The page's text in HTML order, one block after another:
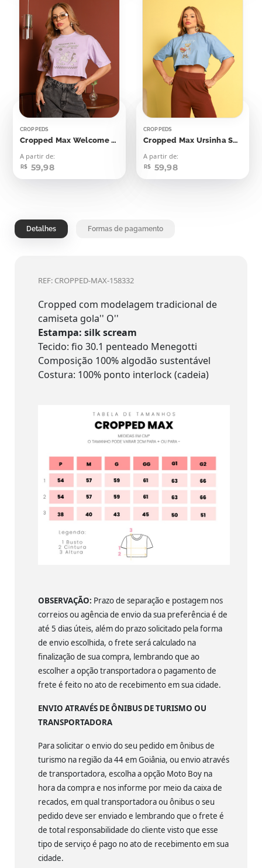
CROPPEDS
Cropped Max Welcome To A Batter Place
A partir de:
R$ 59,98
CROPPEDS
Cropped Max Ursinha Sweet Summer Time
A partir de:
R$ 59,98
Detalhes Formas de pagamento
REF: CROPPED-MAX-158332
Cropped com modelagem tradicional de
camiseta gola'' O''
Estampa: silk scream
Tecido: fio 30.1 penteado Menegotti
Composição 100% algodão sustentável
Costura: 100% ponto interlock (cadeia)
OBSERVAÇÃO: Prazo de separação e postagem nos
correios ou agência de envio da sua preferência é de
até 5 dias úteis, além do prazo solicitado pela forma
de envio escolhida, o frete será calculado na
finalização de sua compra, lembrando que ao
escolher a opção transportadora o pagamento de
frete é feito no ato de recebimento em sua cidade.
ENVIO ATRAVÉS DE ÔNIBUS DE TURISMO OU
TRANSPORTADORA
Para solicitar o envio do seu pedido em ônibus de
turismo na região da 44 em Goiânia, ou envio através
de transportadora, escolha a opção Moto Boy na
hora da compra e nos informe por meio da caixa de
recados, em qual transportadora ou ônibus o seu
pedido deve ser enviado e lembrando que o frete é
de total responsabilidade do cliente visto que esse
tipo de serviço é pago no ato de recebimento em sua
cidade.